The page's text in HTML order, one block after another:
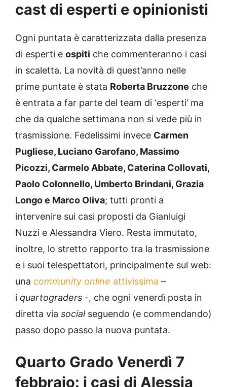
cast di esperti e opinionisti
Ogni puntata è caratterizzata dalla presenza
di esperti e ospiti che commenteranno i casi
in scaletta. La novità di quest’anno nelle
prime puntate è stata Roberta Bruzzone che
è entrata a far parte del team di ‘esperti’ ma
che da qualche settimana non si vede più in
trasmissione. Fedelissimi invece Carmen
Pugliese, Luciano Garofano, Massimo
Picozzi, Carmelo Abbate, Caterina Collovati,
Paolo Colonnello, Umberto Brindani, Grazia
Longo e Marco Oliva; tutti pronti a
intervenire sui casi proposti da Gianluigi
Nuzzi e Alessandra Viero. Resta immutato,
inoltre, lo stretto rapporto tra la trasmissione
e i suoi telespettatori, principalmente sul web:
una community online attivissima –
i quartograders -, che ogni venerdì posta in
diretta via social seguendo (e commendando)
passo dopo passo la nuova puntata.
Quarto Grado Venerdì 7
febbraio: i casi di Alessia